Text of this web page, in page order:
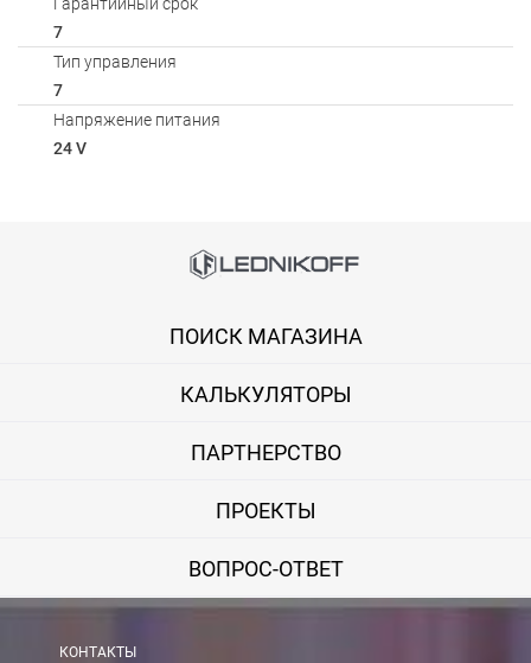
7
Тип управления
7
Напряжение питания
24 V
Вы можете оплатить покупку на сайте банковской картой
Оплата при получении
Вы можете оплатить заказ непосредственно при получении
Вы можете оплатить заказ по выставленному счету в любом
ПОИСК МАГАЗИНА
КАЛЬКУЛЯТОРЫ
ПАРТНЕРСТВО
ПРОЕКТЫ
ВОПРОС-ОТВЕТ
КОНТАКТЫ